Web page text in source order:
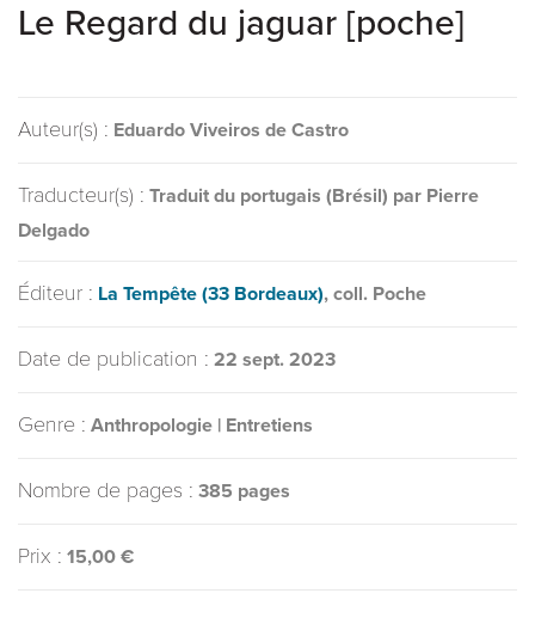
Le Regard du jaguar [poche]
Auteur(s) : Eduardo Viveiros de Castro
Traducteur(s) : Traduit du portugais (Brésil) par Pierre
Delgado
Éditeur : La Tempête (33 Bordeaux), coll. Poche
Date de publication : 22 sept. 2023
Genre : Anthropologie | Entretiens
Nombre de pages : 385 pages
Prix : 15,00 €